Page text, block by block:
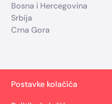
Bosna i Hercegovina
Srbija
Crna Gora
Postavke kolačića